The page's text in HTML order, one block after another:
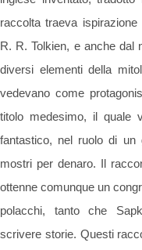
raccolta traeva
R. R. Tolkien, e anche dal
diversi elementi della
vedevano come
titolo medesimo, il quale
fantastico, nel ruolo di un
mostri per denaro. Il
ottenne comunque un
polacchi, tanto che
scrivere storie. Questi